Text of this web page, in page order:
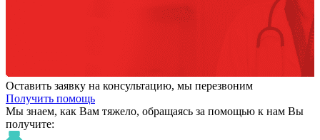
Оставить заявку на консультацию, мы перезвоним
Получить помощь
Мы знаем, как Вам тяжело, обращаясь за помощью к нам Вы
получите: